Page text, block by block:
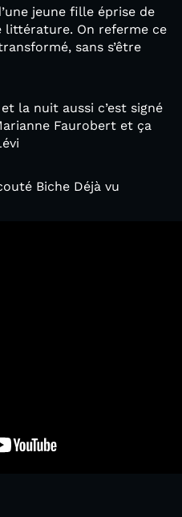
jeune fille éprise de
littérature. On referme ce
sans s’être
la nuit aussi c’est signé
Faurobert et ça
Biche Déjà vu